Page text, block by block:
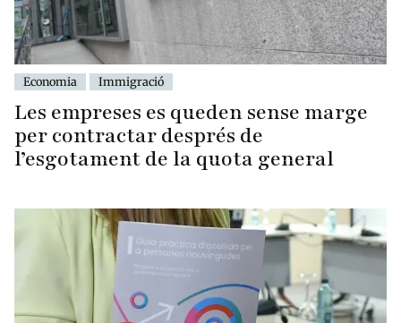
Economia Immigració
Les empreses es queden sense marge
per contractar després de
l’esgotament de la quota general